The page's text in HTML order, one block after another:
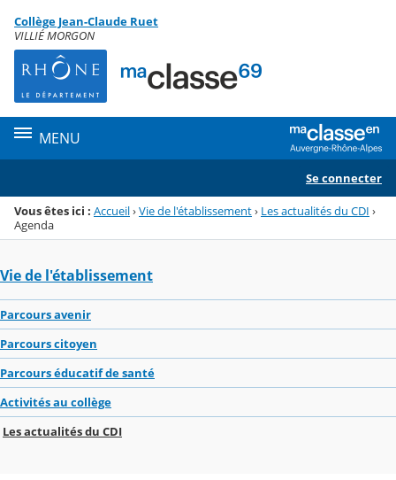
Menu de la rubrique
Contenu
Collège Jean-Claude Ruet
VILLIÉ MORGON
MENU
Se connecter
Vous êtes ici : Accueil›Vie de l'établissement› Les actualités du CDI ›
Agenda
Vie de l'établissement
Parcours avenir
Parcours citoyen
Parcours éducatif de santé
Activités au collège
Les actualités du CDI